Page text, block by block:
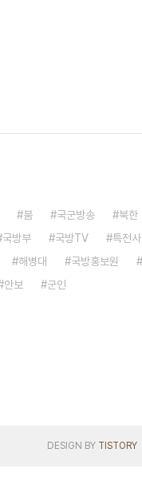
붐 국군방송 북한
국방부 국방TV 특전사
해병대 국방홍보원
안보 군인
DESIGN BY TISTORY